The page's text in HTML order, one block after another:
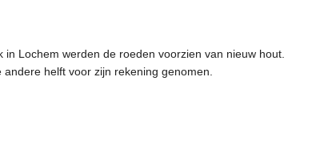
Lochem werden de roeden voorzien van nieuw hout.
andere helft voor zijn rekening genomen.